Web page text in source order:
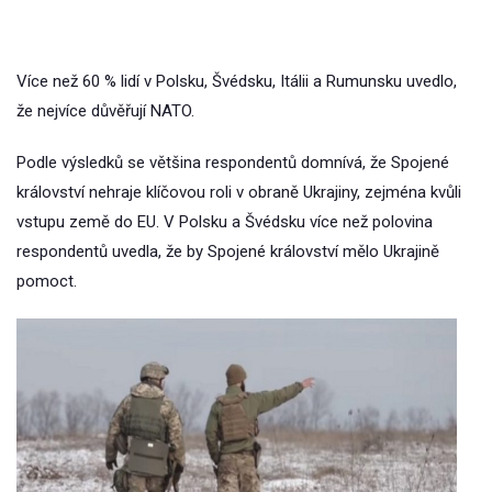
Více než 60 % lidí v Polsku, Švédsku, Itálii a Rumunsku uvedlo,
že nejvíce důvěřují NATO.
Podle výsledků se většina respondentů domnívá, že Spojené
království nehraje klíčovou roli v obraně Ukrajiny, zejména kvůli
vstupu země do EU. V Polsku a Švédsku více než polovina
respondentů uvedla, že by Spojené království mělo Ukrajině
pomoct.